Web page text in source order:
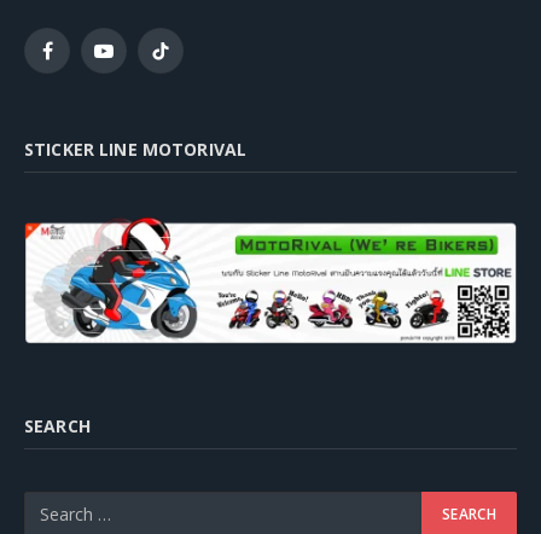
FacebookYouTubeTikTok
STICKER LINE MOTORIVAL
SEARCH